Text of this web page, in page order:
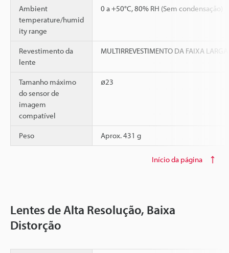
Ambient
temperature/humid
ity range
0 a +50°C, 80% RH (Sem condensação)
Revestimento da
lente
MULTIRREVESTIMENTO DA FAIXA LARGA
Tamanho máximo
do sensor de
imagem
compatível
ø23
Peso Aprox. 431 g
Início da página
Lentes de Alta Resolução, Baixa
Distorção